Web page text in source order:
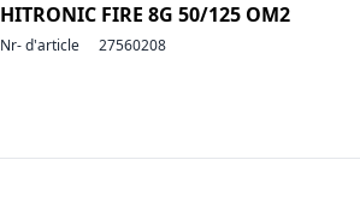
HITRONIC FIRE 8G 50/125 OM2
Nr- d'article 27560208